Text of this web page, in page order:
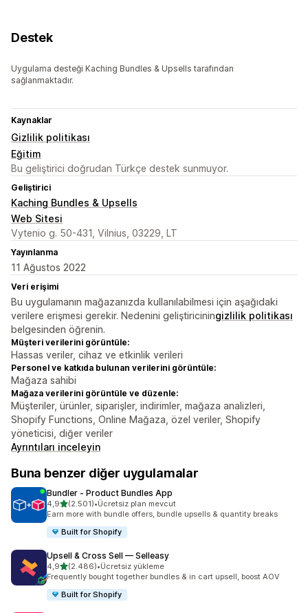
Destek
Uygulama desteği Kaching Bundles & Upsells tarafından
sağlanmaktadır.
Kaynaklar
Gizlilik politikası
Eğitim
Bu geliştirici doğrudan Türkçe destek sunmuyor.
Geliştirici
Kaching Bundles & Upsells
Web Sitesi
Vytenio g. 50-431, Vilnius, 03229, LT
Yayınlanma
11 Ağustos 2022
Veri erişimi
Bu uygulamanın mağazanızda kullanılabilmesi için aşağıdaki
verilere erişmesi gerekir. Nedenini geliştiriciningizlilik politikası
belgesinden öğrenin.
Müşteri verilerini görüntüle:
Hassas veriler, cihaz ve etkinlik verileri
Personel ve katkıda bulunan verilerini görüntüle:
Mağaza sahibi
Mağaza verilerini görüntüle ve düzenle:
Müşteriler, ürünler, siparişler, indirimler, mağaza analizleri,
Shopify Functions, Online Mağaza, özel veriler, Shopify
yöneticisi, diğer veriler
Ayrıntıları inceleyin
Buna benzer diğer uygulamalar
Bundler ‑ Product Bundles App
4,95 yıldız üzerinden
(2.501)
toplam 2501 değerlendirme
•Ücretsiz plan mevcut
Earn more with bundle offers, bundle upsells & quantity breaks
Built for Shopify
Upsell & Cross Sell — Selleasy
4,95 yıldız üzerinden
(2.486)
toplam 2486 değerlendirme
•Ücretsiz yükleme
Frequently bought together bundles & in cart upsell, boost AOV
Built for Shopify